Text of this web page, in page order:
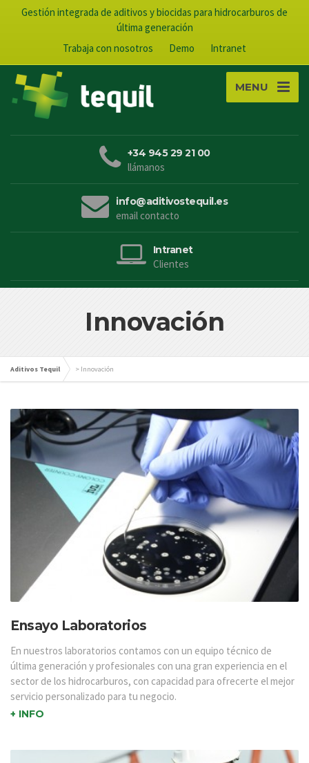
Gestión integrada de aditivos y biocidas para hidrocarburos de
última generación
Trabaja con nosotros
Demo Intranet
MENU
+34 945 29 21 00
llámanos
info@aditivostequil.es
email contacto
Intranet
Clientes
Innovación
Aditivos Tequil > Innovación
Ensayo Laboratorios
En nuestros laboratorios contamos con un equipo técnico de
última generación y profesionales con una gran experiencia en el
sector de los hidrocarburos, con capacidad para ofrecerte el mejor
servicio personalizado para tu negocio.
+ INFO